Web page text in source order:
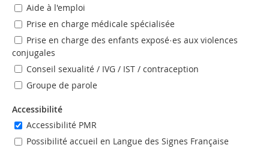
Aide à l'emploi
Prise en charge médicale spécialisée
Prise en charge des enfants exposé·es aux violences
conjugales
Conseil sexualité / IVG / IST / contraception
Groupe de parole
Accessibilité
Accessibilité PMR
Possibilité accueil en Langue des Signes Française